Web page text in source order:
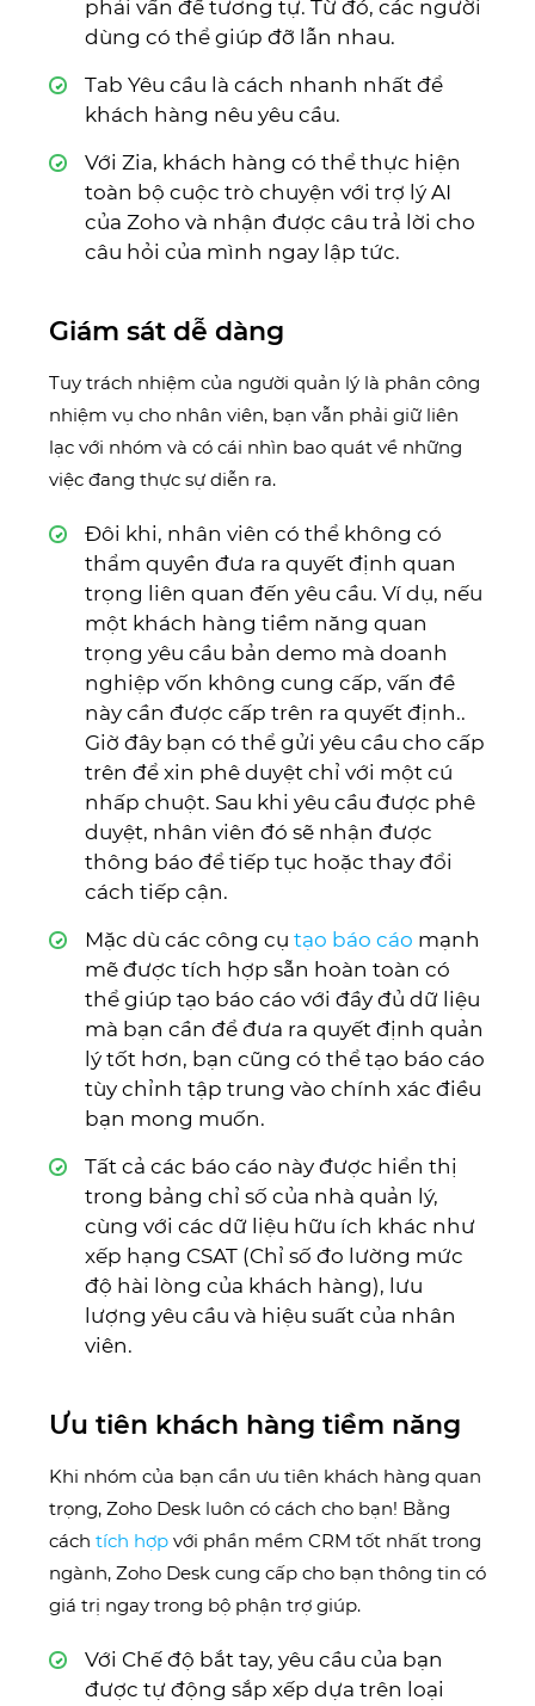
phải vấn đề tương tự. Từ đó, các người
dùng có thể giúp đỡ lẫn nhau.
Tab Yêu cầu là cách nhanh nhất để
khách hàng nêu yêu cầu.
Với Zia, khách hàng có thể thực hiện
toàn bộ cuộc trò chuyện với trợ lý AI
của Zoho và nhận được câu trả lời cho
câu hỏi của mình ngay lập tức.
Giám sát dễ dàng
Tuy trách nhiệm của người quản lý là phân công
nhiệm vụ cho nhân viên, bạn vẫn phải giữ liên
lạc với nhóm và có cái nhìn bao quát về những
việc đang thực sự diễn ra.
Đôi khi, nhân viên có thể không có
thẩm quyền đưa ra quyết định quan
trọng liên quan đến yêu cầu. Ví dụ, nếu
một khách hàng tiềm năng quan
trọng yêu cầu bản demo mà doanh
nghiệp vốn không cung cấp, vấn đề
này cần được cấp trên ra quyết định..
Giờ đây bạn có thể gửi yêu cầu cho cấp
trên để xin phê duyệt chỉ với một cú
nhấp chuột. Sau khi yêu cầu được phê
duyệt, nhân viên đó sẽ nhận được
thông báo để tiếp tục hoặc thay đổi
cách tiếp cận.
Mặc dù các công cụ tạo báo cáo mạnh
mẽ được tích hợp sẵn hoàn toàn có
thể giúp tạo báo cáo với đầy đủ dữ liệu
mà bạn cần để đưa ra quyết định quản
lý tốt hơn, bạn cũng có thể tạo báo cáo
tùy chỉnh tập trung vào chính xác điều
bạn mong muốn.
Tất cả các báo cáo này được hiển thị
trong bảng chỉ số của nhà quản lý,
cùng với các dữ liệu hữu ích khác như
xếp hạng CSAT (Chỉ số đo lường mức
độ hài lòng của khách hàng), lưu
lượng yêu cầu và hiệu suất của nhân
viên.
Ưu tiên khách hàng tiềm năng
Khi nhóm của bạn cần ưu tiên khách hàng quan
trọng, Zoho Desk luôn có cách cho bạn! Bằng
cách tích hợpvới phần mềm CRM tốt nhất trong
ngành, Zoho Desk cung cấp cho bạn thông tin có
giá trị ngay trong bộ phận trợ giúp.
Với Chế độ bắt tay, yêu cầu của bạn
được tự động sắp xếp dựa trên loại